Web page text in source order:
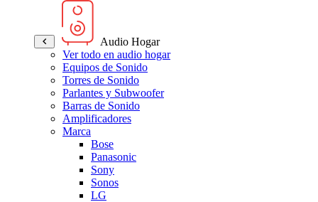
Audio Hogar
Ver todo en audio hogar
Equipos de Sonido
Torres de Sonido
Parlantes y Subwoofer
Barras de Sonido
Amplificadores
Marca
Bose
Panasonic
Sony
Sonos
LG